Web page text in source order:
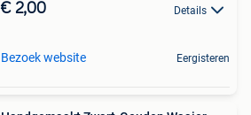
€ 2,00 Details
Bezoek website Eergisteren